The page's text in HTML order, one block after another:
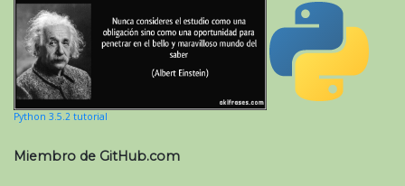
Python 3.5.2 tutorial
Miembro de GitHub.com